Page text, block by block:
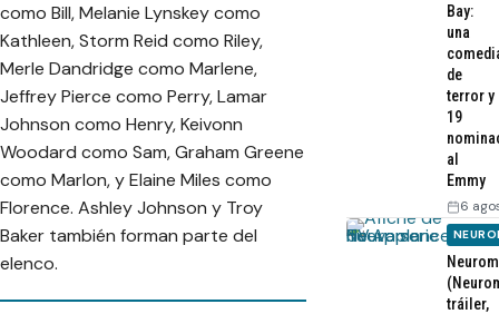
como Bill, Melanie Lynskey como
Kathleen, Storm Reid como Riley,
Merle Dandridge como Marlene,
Jeffrey Pierce como Perry, Lamar
Johnson como Henry, Keivonn
Woodard como Sam, Graham Greene
como Marlon, y Elaine Miles como
Florence. Ashley Johnson y Troy
Baker también forman parte del
elenco.
Bay:
una
de
terror y
19
al
Emmy
6
tráiler,